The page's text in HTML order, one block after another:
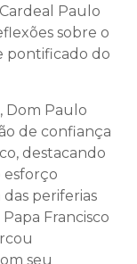
Paulo
sobre o
pontificado do
Dom Paulo
de confiança
destacando
esforço
periferias
Francisco
seu